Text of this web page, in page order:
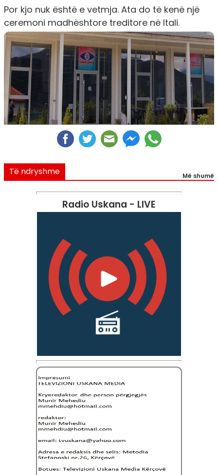
Por kjo nuk është e vetmja. Ata do të kenë një
ceremoni madhështore treditore në Itali.
Të ndryshme Më shumë
Radio Uskana - LIVE